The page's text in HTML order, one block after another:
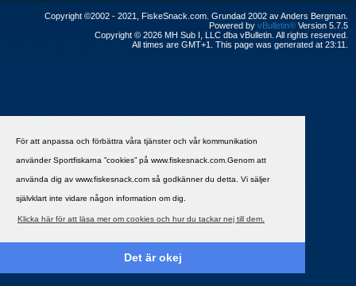
För att anpassa och förbättra våra tjänster och vår kommunikation
använder Sportfiskarna ”cookies” på www.fiskesnack.com.Genom att
använda dig av www.fiskesnack.com så godkänner du detta. Vi säljer
självklart inte vidare någon information om dig.
Klicka här för att läsa mer om cookies och hur du tackar nej till dem.
Det är okej
Copyright ©2002 - 2021, FiskeSnack.com. Grundad 2002 av Anders Bergman.
Powered by vBulletin® Version 5.7.5
Copyright © 2026 MH Sub I, LLC dba vBulletin. All rights reserved.
All times are GMT+1. This page was generated at 23:11.